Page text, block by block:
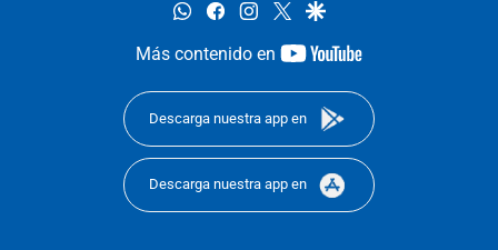
whatsappfacebookinstagram
twittergoogle
Más contenido en
youtube-
Descarga nuestra app en
Descarga nuestra app en